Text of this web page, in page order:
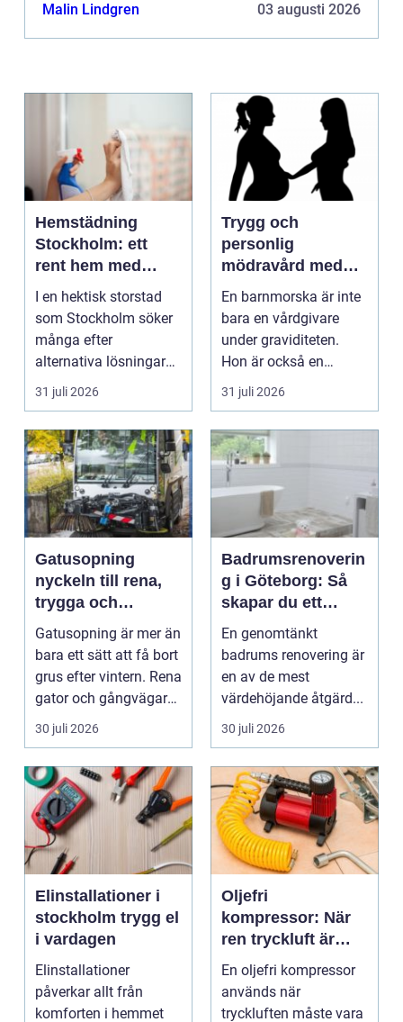
Malin Lindgren
03 augusti 2026
Hemstädning
Stockholm: ett
rent hem med
perfekt glans
I en hektisk storstad
som Stockholm söker
många efter
alternativa lösningar
för...
31 juli 2026
Trygg och
personlig
mödravård med
barnmorska i
malmö
En barnmorska är inte
bara en vårdgivare
under graviditeten.
Hon är också en
följeslagare genom
31 juli 2026
Gatusopning
nyckeln till rena,
trygga och
hållbara
stadsmiljöer
Gatusopning är mer än
bara ett sätt att få bort
grus efter vintern. Rena
gator och gångvägar
påverka...
30 juli 2026
Badrumsrenoverin
g i Göteborg: Så
skapar du ett
hållbart och
modernt badrum
En genomtänkt
badrums renovering är
en av de mest
värdehöjande åtgärd...
30 juli 2026
Elinstallationer i
stockholm trygg el
i vardagen
Elinstallationer
påverkar allt från
komforten i hemmet
Oljefri
kompressor: När
ren tryckluft är
avgörande
En oljefri kompressor
används när
tryckluften måste vara